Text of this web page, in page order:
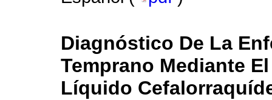
Diagnóstico De La
Temprano Mediante
Líquido